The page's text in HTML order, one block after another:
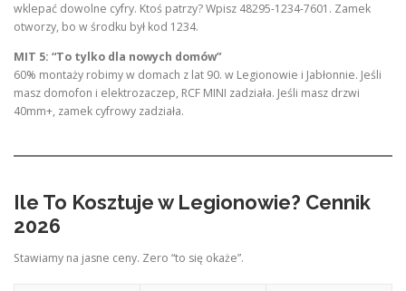
wklepać dowolne cyfry. Ktoś patrzy? Wpisz 48295-1234-7601. Zamek
otworzy, bo w środku był kod 1234.
MIT 5: “To tylko dla nowych domów”
60% montaży robimy w domach z lat 90. w Legionowie i Jabłonnie. Jeśli
masz domofon i elektrozaczep, RCF MINI zadziała. Jeśli masz drzwi
40mm+, zamek cyfrowy zadziała.
Ile To Kosztuje w Legionowie? Cennik
2026
Stawiamy na jasne ceny. Zero “to się okaże”.